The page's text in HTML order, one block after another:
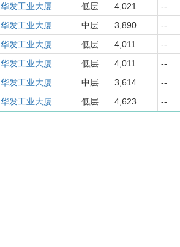
华发工业大厦
低层 4,021 --
华发工业大厦
中层 3,890 --
华发工业大厦
低层 4,011 --
华发工业大厦
低层 4,011 --
华发工业大厦
中层 3,614 --
华发工业大厦
低层 4,623 --